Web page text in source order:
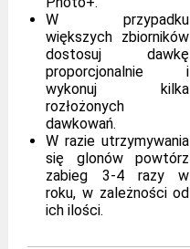
W przypadku
większych zbiorników
dostosuj dawkę
proporcjonalnie i
wykonuj kilka
rozłożonych
dawkowań.
W razie utrzymywania
się glonów powtórz
zabieg 3-4 razy w
roku, w zależności od
ich ilości.